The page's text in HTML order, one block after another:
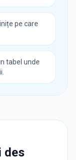
pe care
tabel unde
des